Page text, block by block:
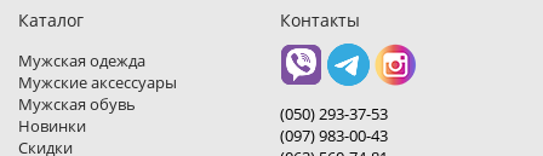
Каталог
Мужская одежда
Мужские аксессуары
Мужская обувь
Новинки
Скидки
Контакты
(050) 293-37-53
(097) 983-00-43